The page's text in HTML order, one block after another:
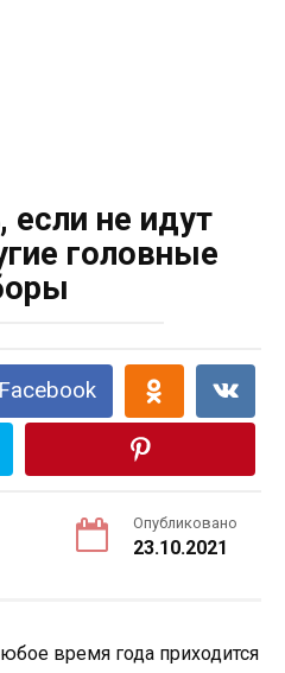
если не идут
головные
Опубликовано
23.10.2021
время года приходится